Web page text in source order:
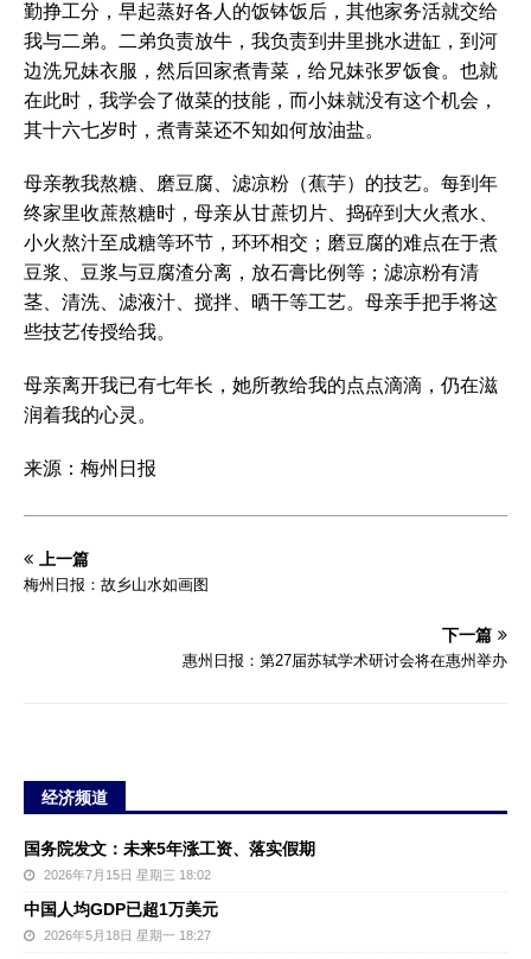
勤挣工分，早起蒸好各人的饭钵饭后，其他家务活就交给
我与二弟。二弟负责放牛，我负责到井里挑水进缸，到河
边洗兄妹衣服，然后回家煮青菜，给兄妹张罗饭食。也就
在此时，我学会了做菜的技能，而小妹就没有这个机会，
其十六七岁时，煮青菜还不知如何放油盐。
母亲教我熬糖、磨豆腐、滤凉粉（蕉芋）的技艺。每到年
终家里收蔗熬糖时，母亲从甘蔗切片、捣碎到大火煮水、
小火熬汁至成糖等环节，环环相交；磨豆腐的难点在于煮
豆浆、豆浆与豆腐渣分离，放石膏比例等；滤凉粉有清
茎、清洗、滤液汁、搅拌、晒干等工艺。母亲手把手将这
些技艺传授给我。
母亲离开我已有七年长，她所教给我的点点滴滴，仍在滋
润着我的心灵。
来源：梅州日报
上一篇
梅州日报：故乡山水如画图
下一篇
惠州日报：第27届苏轼学术研讨会将在惠州举办
经济频道
国务院发文：未来5年涨工资、落实假期
2026年7月15日 星期三 18:02
中国人均GDP已超1万美元
2026年5月18日 星期一 18:27